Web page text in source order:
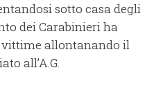
sotto casa degli
dei Carabinieri ha
vittime allontanando il
all’A.G.